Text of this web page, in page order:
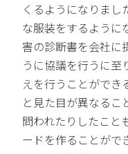
くるようになりまし
な服装をするように
害の診断書を会社に
うに協議を行うに至
えを行うことができ
と見た目が異なるこ
問われたりしたこと
ードを作ることがで